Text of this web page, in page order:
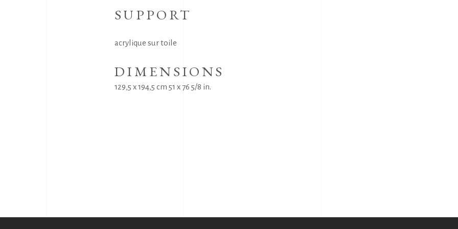
SUPPORT
acrylique sur toile
DIMENSIONS
129,5 x 194,5 cm 51 x 76 5/8 in.